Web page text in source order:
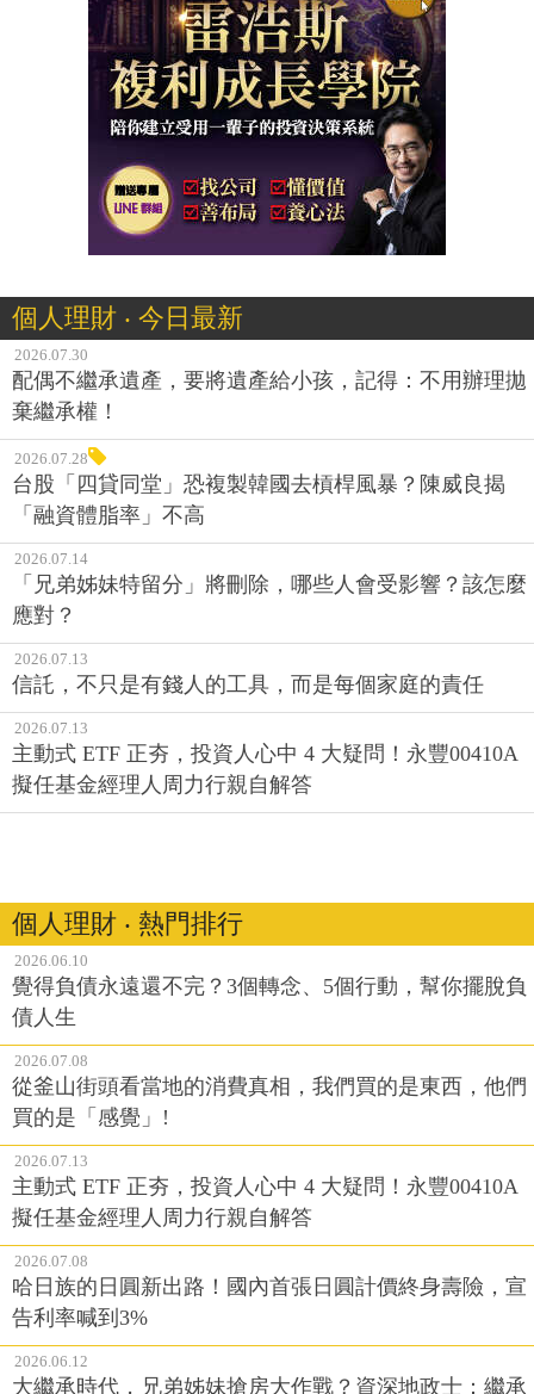
個人理財 ‧ 今日最新
2026.07.30
配偶不繼承遺產，要將遺產給小孩，記得：不用辦理拋
棄繼承權！
2026.07.28
台股「四貸同堂」恐複製韓國去槓桿風暴？陳威良揭
「融資體脂率」不高
2026.07.14
「兄弟姊妹特留分」將刪除，哪些人會受影響？該怎麼
應對？
2026.07.13
信託，不只是有錢人的工具，而是每個家庭的責任
2026.07.13
主動式 ETF 正夯，投資人心中 4 大疑問！永豐00410A
擬任基金經理人周力行親自解答
個人理財 ‧ 熱門排行
2026.06.10
覺得負債永遠還不完？3個轉念、5個行動，幫你擺脫負
債人生
2026.07.08
從釜山街頭看當地的消費真相，我們買的是東西，他們
買的是「感覺」!
2026.07.13
主動式 ETF 正夯，投資人心中 4 大疑問！永豐00410A
擬任基金經理人周力行親自解答
2026.07.08
哈日族的日圓新出路！國內首張日圓計價終身壽險，宣
告利率喊到3%
2026.06.12
大繼承時代，兄弟姊妹搶房大作戰？資深地政士：繼承